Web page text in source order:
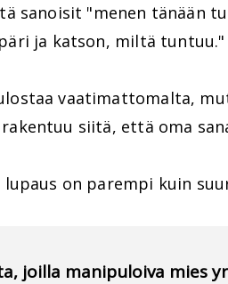
sanoisit "menen tänään
ja katson, miltä tuntuu."
vaatimattomalta,
siitä, että oma
on parempi kuin
joilla manipuloiva mies